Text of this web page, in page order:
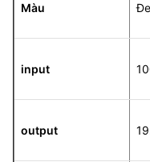
Màu
input
output